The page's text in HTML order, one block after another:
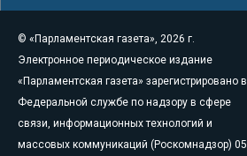
© «Парламентская газета», 2026 г.
Электронное периодическое издание
«Парламентская газета» зарегистрировано в
Федеральной службе по надзору в сфере
связи, информационных технологий и
массовых коммуникаций (Роскомнадзор) 05